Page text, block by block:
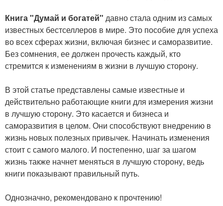
Книга "Думай и богатей" давно стала одним из самых
известных бестселлеров в мире. Это пособие для успеха
во всех сферах жизни, включая бизнес и саморазвитие.
Без сомнения, ее должен прочесть каждый, кто
стремится к изменениям в жизни в лучшую сторону.
В этой статье представлены самые известные и
действительно работающие книги для измерения жизни
в лучшую сторону. Это касается и бизнеса и
саморазвития в целом. Они способствуют внедрению в
жизнь новых полезных привычек. Начинать изменения
стоит с самого малого. И постепенно, шаг за шагом
жизнь также начнет меняться в лучшую сторону, ведь
книги показывают правильный путь.
Однозначно, рекомендовано к прочтению!